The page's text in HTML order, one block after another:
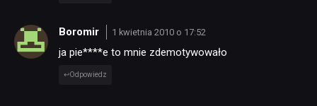
Boromir 1 kwietnia 2010 o 17:52
ja pie****e to mnie zdemotywowało
Odpowiedz